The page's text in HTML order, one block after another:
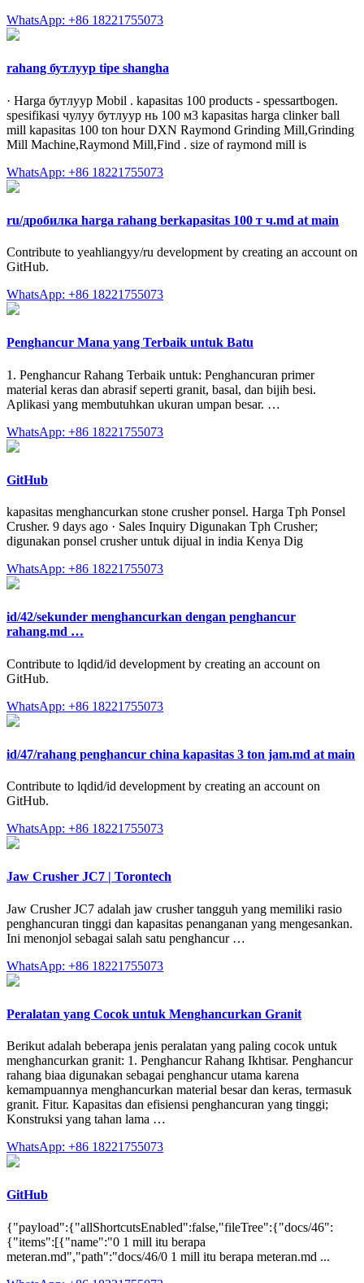
WhatsApp: +86 18221755073
rahang бутлуур tipe shangha
· Harga бутлуур Mobil . kapasitas 100 products - spessartbogen.
spesifikasi чулуу бутлуур нь 100 м3 kapasitas harga clinker ball
mill kapasitas 100 ton hour DXN Raymond Grinding Mill,Grinding
Mill Machine,Raymond Mill,Find . size of raymond mill is
WhatsApp: +86 18221755073
ru/дробилка harga rahang berkapasitas 100 т ч.md at main
Contribute to yeahliangyy/ru development by creating an account on
GitHub.
WhatsApp: +86 18221755073
Penghancur Mana yang Terbaik untuk Batu
1. Penghancur Rahang Terbaik untuk: Penghancuran primer
material keras dan abrasif seperti granit, basal, dan bijih besi.
Aplikasi yang membutuhkan ukuran umpan besar. …
WhatsApp: +86 18221755073
GitHub
kapasitas menghancurkan stone crusher ponsel. Harga Tph Ponsel
Crusher. 9 days ago · Sales Inquiry Digunakan Tph Crusher;
digunakan ponsel crusher untuk dijual in india Kenya Dig
WhatsApp: +86 18221755073
id/42/sekunder menghancurkan dengan penghancur
rahang.md …
Contribute to lqdid/id development by creating an account on
GitHub.
WhatsApp: +86 18221755073
id/47/rahang penghancur china kapasitas 3 ton jam.md at main
Contribute to lqdid/id development by creating an account on
GitHub.
WhatsApp: +86 18221755073
Jaw Crusher JC7 | Torontech
Jaw Crusher JC7 adalah jaw crusher tangguh yang memiliki rasio
penghancuran tinggi dan kapasitas penanganan yang mengesankan.
Ini menonjol sebagai salah satu penghancur …
WhatsApp: +86 18221755073
Peralatan yang Cocok untuk Menghancurkan Granit
Berikut adalah beberapa jenis peralatan yang paling cocok untuk
menghancurkan granit: 1. Penghancur Rahang Ikhtisar. Penghancur
rahang biaa digunakan sebagai penghancur utama karena
kemampuannya menghancurkan material besar dan keras, termasuk
granit. Fitur. Kapasitas dan efisiensi penghancuran yang tinggi;
Konstruksi yang tahan lama …
WhatsApp: +86 18221755073
GitHub
{"payload":{"allShortcutsEnabled":false,"fileTree":{"docs/46":
{"items":[{"name":"0 1 mill itu berapa
meteran.md","path":"docs/46/0 1 mill itu berapa meteran.md ...